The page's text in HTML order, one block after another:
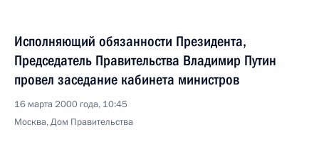
Исполняющий обязанности Президента,
Председатель Правительства Владимир Путин
провел заседание кабинета министров
16 марта 2000 года, 10:45
Москва, Дом Правительства